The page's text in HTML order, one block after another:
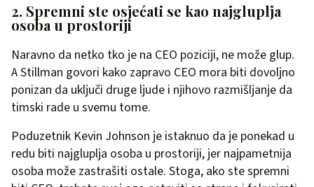
2. Spremni ste osjećati se kao najgluplja
osoba u prostoriji
Naravno da netko tko je na CEO poziciji, ne može glup.
A Stillman govori kako zapravo CEO mora biti dovoljno
ponizan da uključi druge ljude i njihovo razmišljanje da
timski rade u svemu tome.
Poduzetnik Kevin Johnson je istaknuo da je ponekad u
redu biti najgluplja osoba u prostoriji, jer najpametnija
osoba može zastrašiti ostale. Stoga, ako ste spremni